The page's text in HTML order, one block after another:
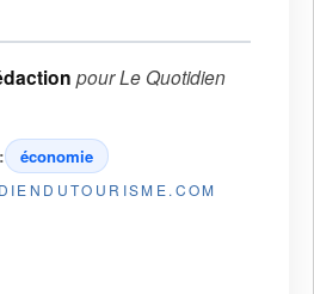
pourLe Quotidien
économie